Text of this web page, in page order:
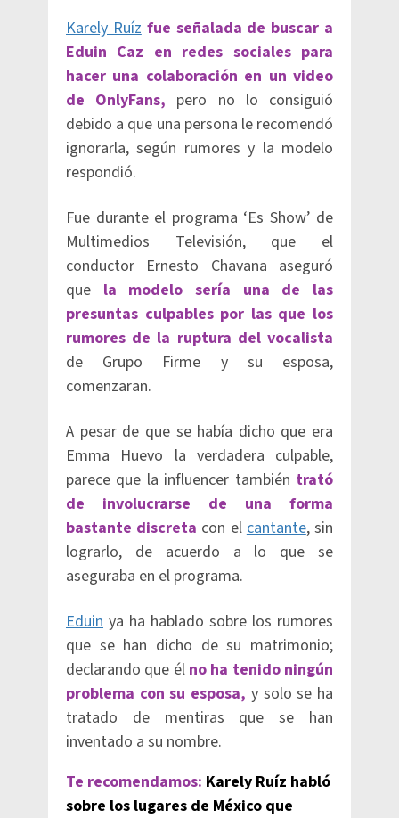
Karely Ruíz fue señalada de buscar a
Eduin Caz en redes sociales para
hacer una colaboración en un video
de OnlyFans, pero no lo consiguió
debido a que una persona le recomendó
ignorarla, según rumores y la modelo
respondió.
Fue durante el programa ‘Es Show’ de
Multimedios Televisión, que el
conductor Ernesto Chavana aseguró
que la modelo sería una de las
presuntas culpables por las que los
rumores de la ruptura del vocalista
de Grupo Firme y su esposa,
comenzaran.
A pesar de que se había dicho que era
Emma Huevo la verdadera culpable,
parece que la influencer también trató
de involucrarse de una forma
bastante discreta con elcantante, sin
lograrlo, de acuerdo a lo que se
aseguraba en el programa.
Eduin ya ha hablado sobre los rumores
que se han dicho de su matrimonio;
declarando que élno ha tenido ningún
problema con su esposa, y solo se ha
tratado de mentiras que se han
inventado a su nombre.
Te recomendamos: Karely Ruíz habló
sobre los lugares de México que